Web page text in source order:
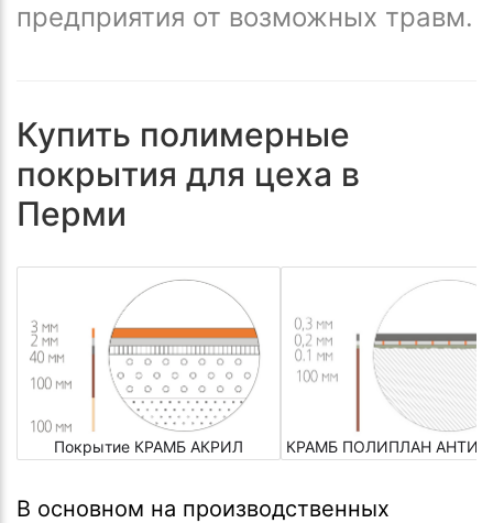
предприятия от возможных травм.
Купить полимерные
покрытия для цеха в
Перми
Покрытие КРАМБ АКРИЛ КРАМБ ПОЛИПЛАН
В основном на производственных